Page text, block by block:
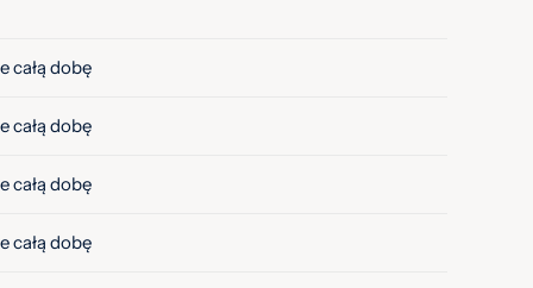
całą dobę
całą dobę
całą dobę
całą dobę